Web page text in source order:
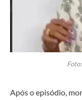
Após o episódio,